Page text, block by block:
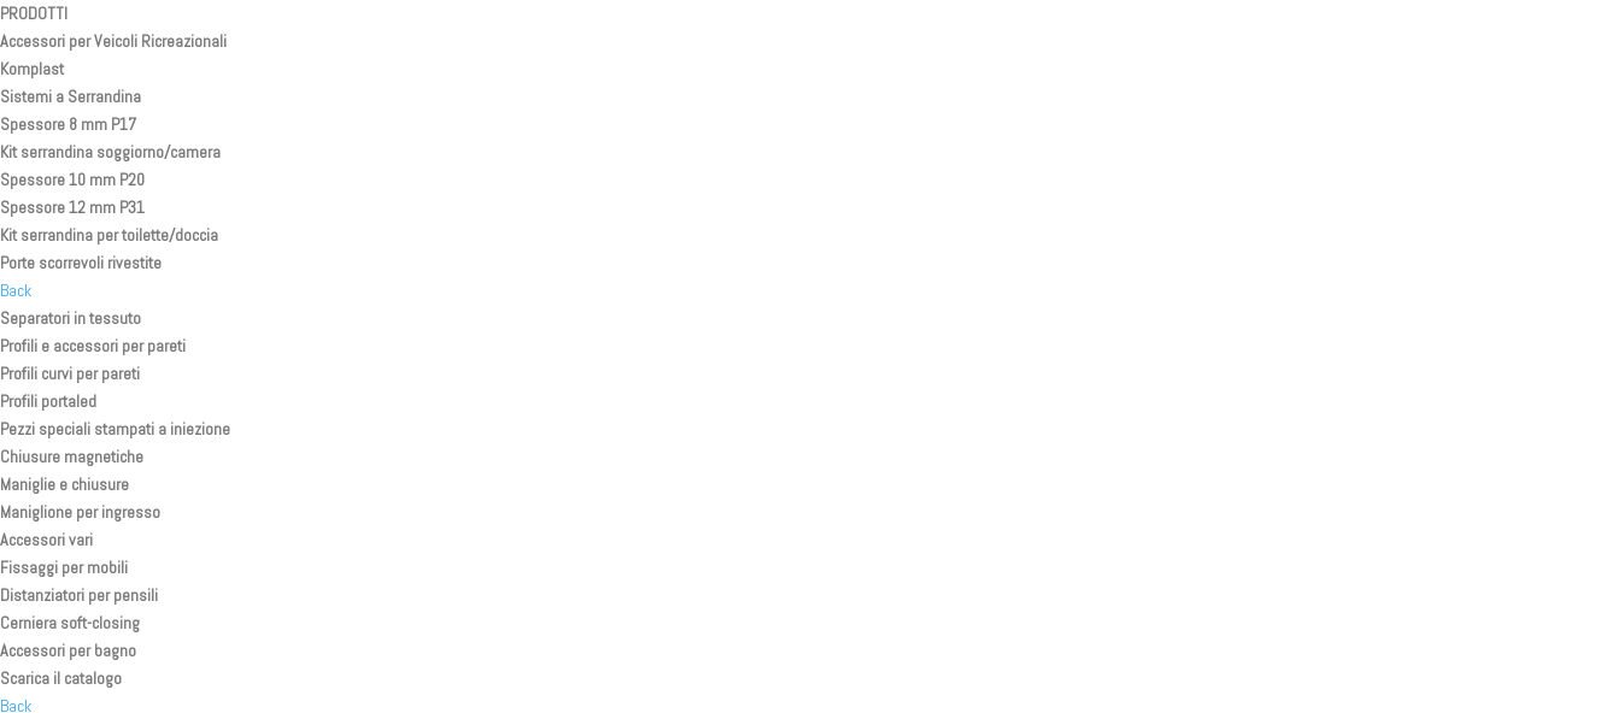
PRODOTTI
Accessori per Veicoli Ricreazionali
Komplast
Sistemi a Serrandina
Spessore 8 mm P17
Kit serrandina soggiorno/camera
Spessore 10 mm P20
Spessore 12 mm P31
Kit serrandina per toilette/doccia
Porte scorrevoli rivestite
Back
Separatori in tessuto
Profili e accessori per pareti
Profili curvi per pareti
Profili portaled
Pezzi speciali stampati a iniezione
Chiusure magnetiche
Maniglie e chiusure
Maniglione per ingresso
Accessori vari
Fissaggi per mobili
Distanziatori per pensili
Cerniera soft-closing
Accessori per bagno
Scarica il catalogo
Back